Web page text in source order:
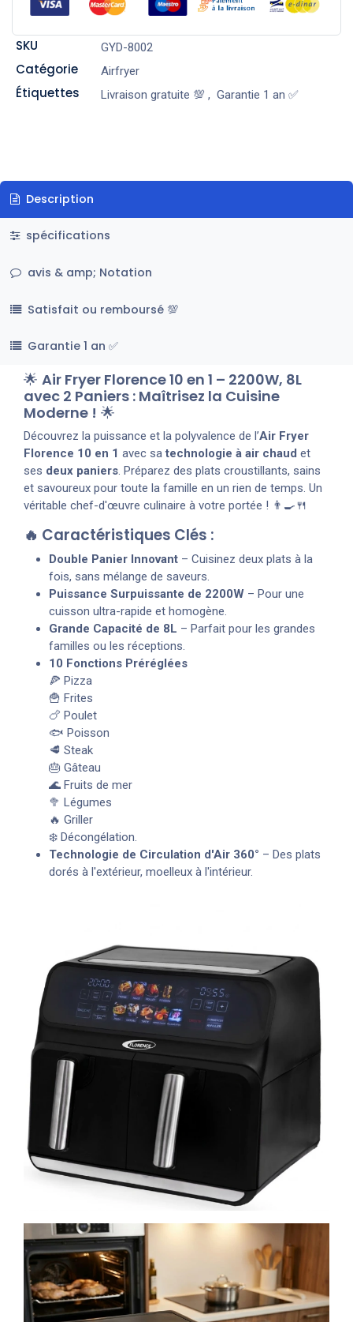
SKU GYD-8002
Catégorie Airfryer
Étiquettes Livraison gratuite 💯 , Garantie 1 an ✅
Description
spécifications
avis & amp; Notation
Satisfait ou remboursé 💯
Garantie 1 an ✅
🌟 Air Fryer Florence 10 en 1 – 2200W, 8L
avec 2 Paniers : Maîtrisez la Cuisine
Moderne ! 🌟
Découvrez la puissance et la polyvalence de l’Air Fryer
Florence 10 en 1 avec satechnologie à air chaud et
ses deux paniers. Préparez des plats croustillants, sains
et savoureux pour toute la famille en un rien de temps. Un
véritable chef-d'œuvre culinaire à votre portée ! 👨‍🍳🍴
🔥 Caractéristiques Clés :
Double Panier Innovant – Cuisinez deux plats à la
fois, sans mélange de saveurs.
Puissance Surpuissante de 2200W – Pour une
cuisson ultra-rapide et homogène.
Grande Capacité de 8L – Parfait pour les grandes
familles ou les réceptions.
10 Fonctions Préréglées
🍕 Pizza
🍟 Frites
🍗 Poulet
🐟 Poisson
🥩 Steak
🎂 Gâteau
🌊 Fruits de mer
🥦 Légumes
🔥 Griller
❄️ Décongélation.
Technologie de Circulation d'Air 360° – Des plats
dorés à l'extérieur, moelleux à l'intérieur.